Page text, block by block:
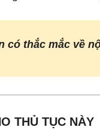
có thắc mắc về
THỦ TỤC NÀY